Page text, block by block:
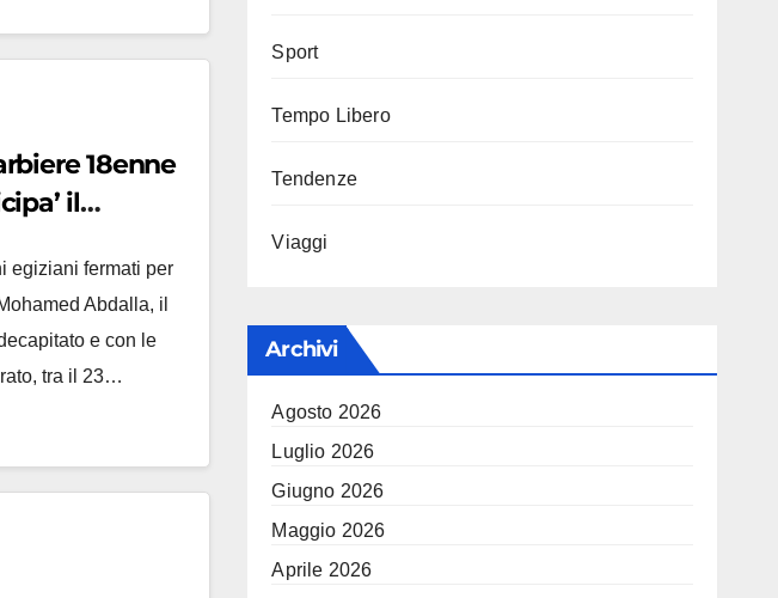
18enne
il
egiziani fermati per
Abdalla, il
e con le
tra il 23…
Sport
Tempo Libero
Tendenze
Viaggi
Archivi
Agosto 2026
Luglio 2026
Giugno 2026
Maggio 2026
Aprile 2026